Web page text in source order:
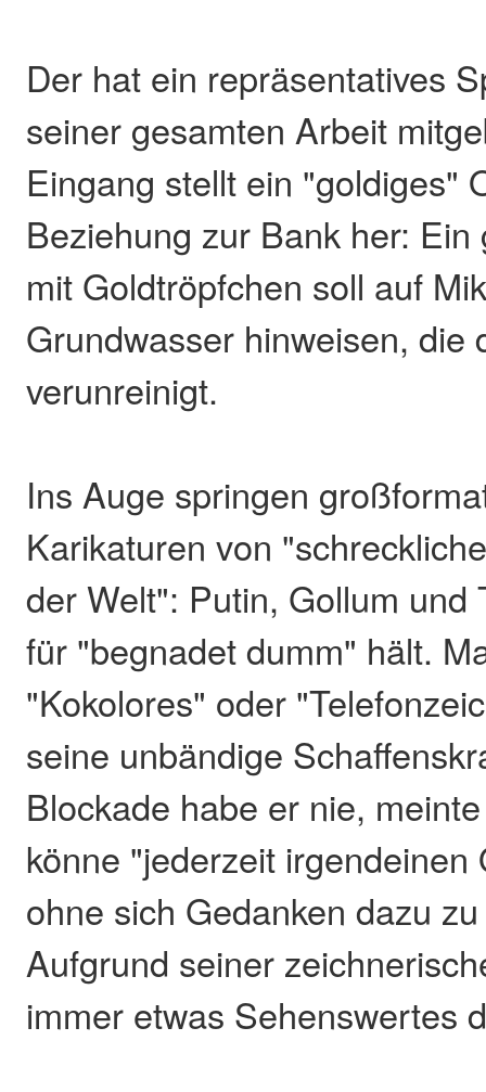
Der hat ein repräsentatives
seiner gesamten Arbeit
Eingang stellt ein "goldiges"
Beziehung zur Bank her:
mit Goldtröpfchen soll auf
Grundwasser hinweisen, die
verunreinigt.
Ins Auge springen
Karikaturen von
der Welt": Putin, Gollum und
für "begnadet dumm" hält.
"Kokolores" oder
seine unbändige
Blockade habe er nie,
könne "jederzeit irgendeinen
ohne sich Gedanken dazu
Aufgrund seiner
immer etwas Sehenswertes